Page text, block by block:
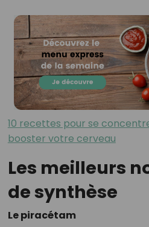
10 recettes pour se
booster votre cerveau
Les meilleurs
de synthèse
Le piracétam